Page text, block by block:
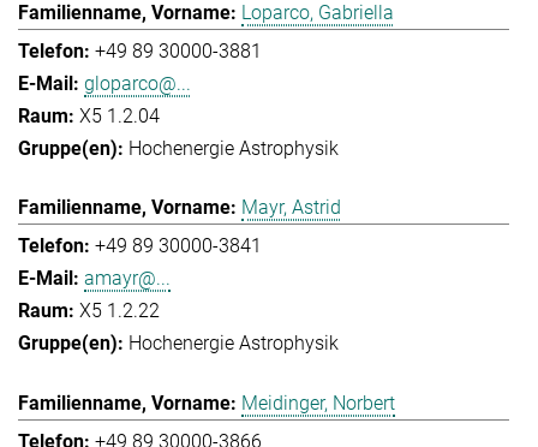
Loparco, Gabriella
+49 89 30000-3881
gloparco@...
X5 1.2.04
Hochenergie Astrophysik
Mayr, Astrid
+49 89 30000-3841
amayr@...
X5 1.2.22
Hochenergie Astrophysik
Meidinger, Norbert
+49 89 30000-3866